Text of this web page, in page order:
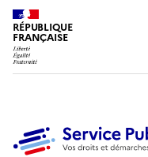
RÉPUBLIQUE
FRANÇAISE